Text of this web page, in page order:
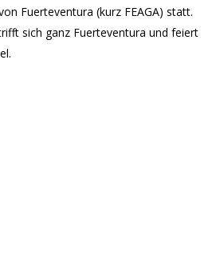
Fuerteventura (kurz FEAGA) statt.
sich ganz Fuerteventura und feiert